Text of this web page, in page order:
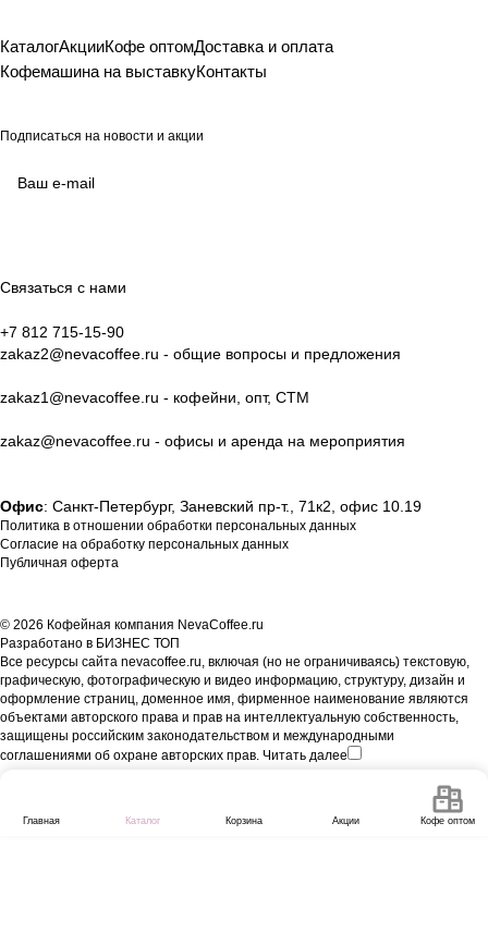
КаталогАкцииКофе оптомДоставка и оплата
Кофемашина на выставкуКонтакты
Подписаться на новости и акции
Связаться с нами
+7 812 715-15-90
zakaz2@nevacoffee.ru - общие вопросы и предложения
zakaz1@nevacoffee.ru - кофейни, опт, СТМ
zakaz@nevacoffee.ru - офисы и аренда на мероприятия
Офис: Санкт-Петербург, Заневский пр-т., 71к2, офис 10.19
Политика в отношении обработки персональных данных
Согласие на обработку персональных данных
Публичная оферта
© 2026 Кофейная компания NevaCoffee.ru
Разработано в БИЗНЕС ТОП
Все ресурсы сайта nevacoffee.ru, включая (но не ограничиваясь) текстовую,
графическую, фотографическую и видео информацию, структуру, дизайн и
оформление страниц, доменное имя, фирменное наименование являются
объектами авторского права и прав на интеллектуальную собственность,
защищены российским законодательством и международными
соглашениями об охране авторских прав. Читать далее
Главная Каталог Корзина Акции Кофе оптом